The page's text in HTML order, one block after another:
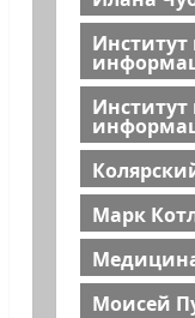
Институт
Институт
Марк
Моисей